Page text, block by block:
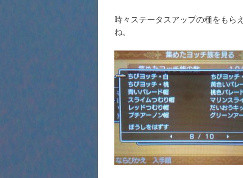
時々ステータスアップの種をもら
ね。